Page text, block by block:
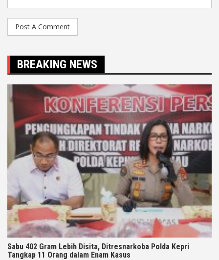
BREAKING NEWS
Sabu 402 Gram Lebih Disita, Ditresnarkoba Polda Kepri
Tangkap 11 Orang dalam Enam Kasus